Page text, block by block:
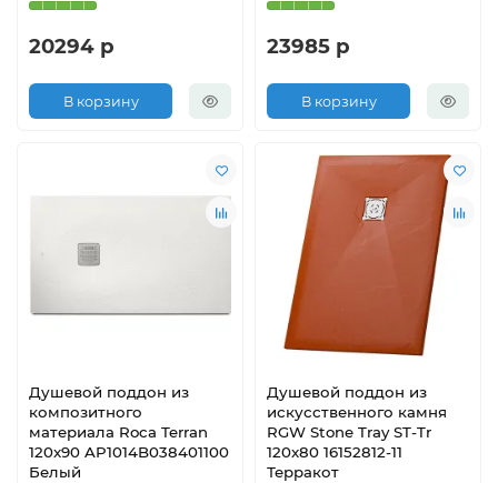
20294 р
В корзину
23985 р
В корзину
Душевой поддон из
композитного
материала Roca Terran
120x90 AP1014B038401100
Белый
Душевой поддон из
искусственного камня
RGW Stone Tray ST-Tr
120x80 16152812-11
Терракот